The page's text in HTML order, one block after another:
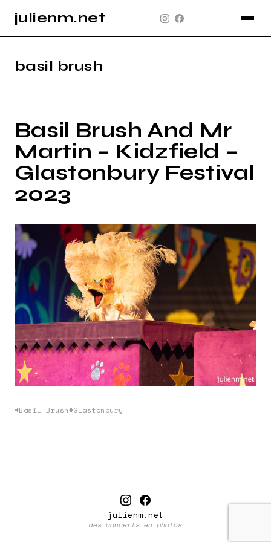
julienm.net
CONCERT
GLASTONBURY
INFO
PLAN DU SITE
basil brush
Basil Brush And Mr
Martin – Kidzfield –
Glastonbury Festival
2023
Basil Brush Glastonbury
julienm.net
des concerts en photos